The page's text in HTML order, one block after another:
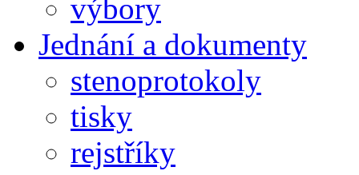
výbory
Jednání a dokumenty
stenoprotokoly
tisky
rejstříky